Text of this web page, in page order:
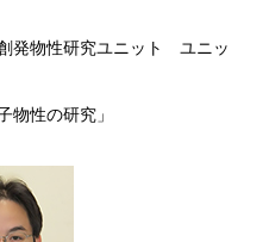
発物性研究ユニット ユニッ
物性の研究」